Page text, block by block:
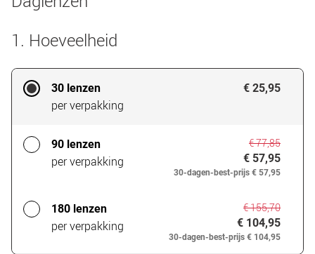
1. Hoeveelheid
30 lenzen
per verpakking
€ 25,95
90 lenzen
per verpakking
€ 77,85
€ 57,95
30-dagen-best-prijs € 57,95
180 lenzen
per verpakking
€ 155,70
€ 104,95
30-dagen-best-prijs € 104,95